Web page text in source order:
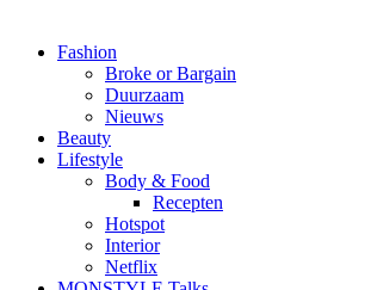
Fashion
Broke or Bargain
Duurzaam
Nieuws
Beauty
Lifestyle
Body & Food
Recepten
Hotspot
Interior
Netflix